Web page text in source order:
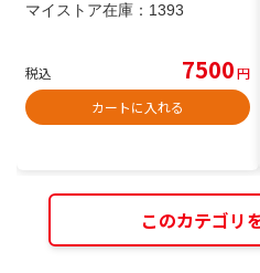
マイストア在庫： 1393
税込 7500円
カートに入れる
このカテゴリ